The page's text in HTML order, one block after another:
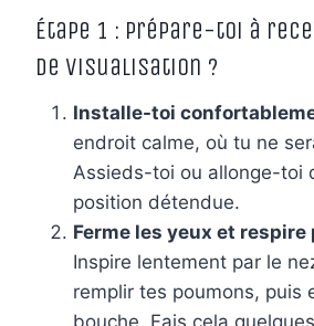
Étape 1 : Prépare-toi à
de Visualisation ?
Installe-toi
endroit calme, où tu ne
Assieds-toi ou allonge-toi
position détendue.
Ferme les yeux et
Inspire lentement par le
remplir tes poumons, puis
bouche. Fais cela